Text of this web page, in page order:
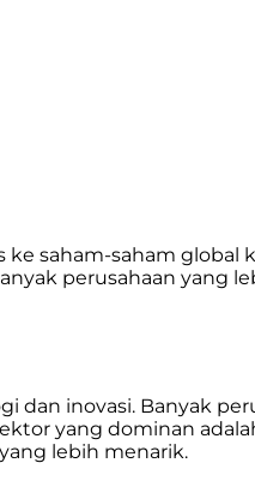
ke saham-saham global
perusahaan
dan inovasi. Banyak
yang dominan
lebih menarik.